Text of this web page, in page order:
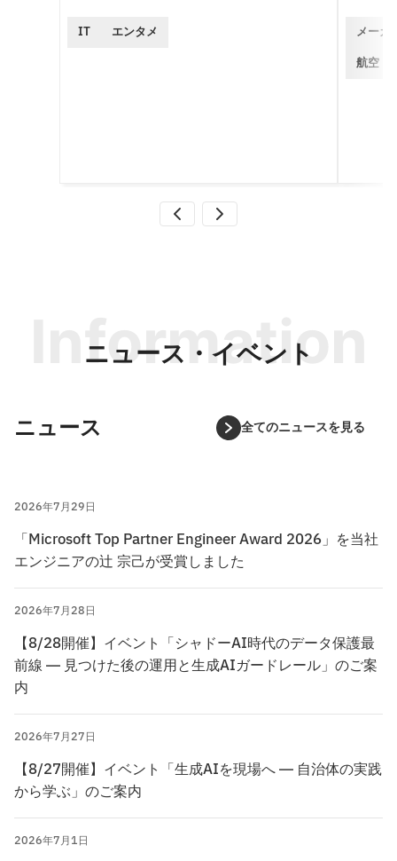
IT エンタメ
メーカ
航空・
ニュース・イベント
Information
ニュース 全てのニュースを見る
2026年7月29日
「Microsoft Top Partner Engineer Award 2026」を当社
エンジニアの辻󠄀 宗己が受賞しました
2026年7月28日
【8/28開催】イベント「シャドーAI時代のデータ保護最
前線 ― 見つけた後の運用と生成AIガードレール」のご案
内
2026年7月27日
【8/27開催】イベント「生成AIを現場へ ― 自治体の実践
から学ぶ」のご案内
2026年7月1日